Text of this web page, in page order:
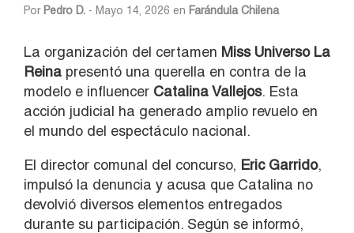
Por Pedro D. - Mayo 14, 2026 en Farándula Chilena
La organización del certamen Miss Universo La
Reina presentó una querella en contra de la
modelo e influencer Catalina Vallejos. Esta
acción judicial ha generado amplio revuelo en
el mundo del espectáculo nacional.
El director comunal del concurso, Eric Garrido,
impulsó la denuncia y acusa que Catalina no
devolvió diversos elementos entregados
durante su participación. Según se informó,